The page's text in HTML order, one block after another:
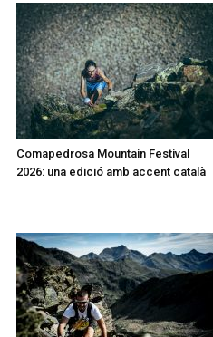
Comapedrosa Mountain Festival
2026: una edició amb accent català